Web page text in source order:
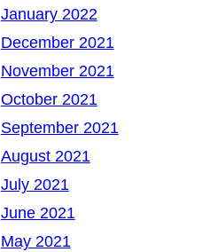
January 2022
December 2021
November 2021
October 2021
September 2021
August 2021
July 2021
June 2021
May 2021